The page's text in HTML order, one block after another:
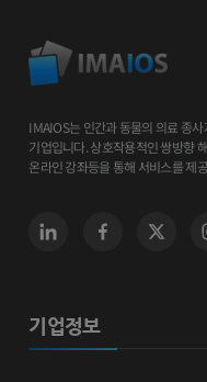
IMAIOS는 인간과 동물의 의료 종
기업입니다. 상호작용적인 쌍방향
온라인 강좌등을 통해 서비스를 제
기업정보